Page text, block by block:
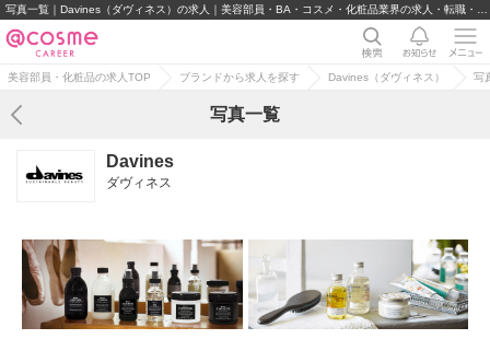
美容部員・化粧品の求人TOP ブランドから求人を探す Davines（ダヴィネス） 写
写真一覧
Davines
ダヴィネス